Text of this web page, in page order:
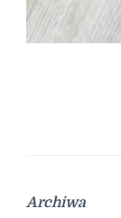
Archiwa